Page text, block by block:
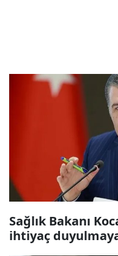
Sağlık Bakanı
ihtiyaç